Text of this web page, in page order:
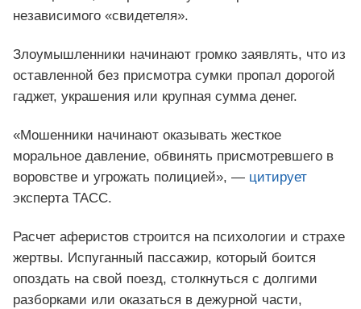
независимого «свидетеля».
Злоумышленники начинают громко заявлять, что из
оставленной без присмотра сумки пропал дорогой
гаджет, украшения или крупная сумма денег.
«Мошенники начинают оказывать жесткое
моральное давление, обвинять присмотревшего в
воровстве и угрожать полицией», — цитирует
эксперта ТАСС.
Расчет аферистов строится на психологии и страхе
жертвы. Испуганный пассажир, который боится
опоздать на свой поезд, столкнуться с долгими
разборками или оказаться в дежурной части,